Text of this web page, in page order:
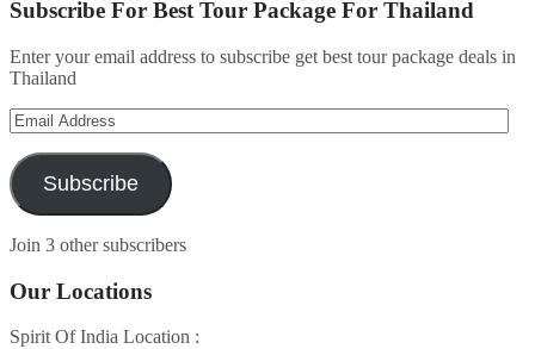
Subscribe For Best Tour Package For Thailand
Enter your email address to subscribe get best tour package deals in
Thailand
Email
Address
Subscribe
Join 3 other subscribers
Our Locations
Spirit Of India Location :